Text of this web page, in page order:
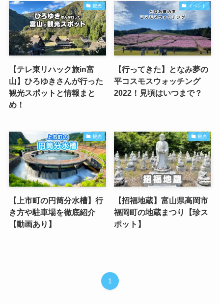
観光
【テレ東リハック旅in富
山】ひろゆきさんが行った
観光スポットと情報まと
め！
イベント
【行ってきた】となみ夢の
平コスモスウォッチング
2022！見頃はいつまで？
観光
【上市町の円筒分水槽】行
き方や駐車場を徹底紹介
【動画あり】
観光
【招福地蔵】富山県高岡市
福岡町の地蔵まつり【珍ス
ポット】
1